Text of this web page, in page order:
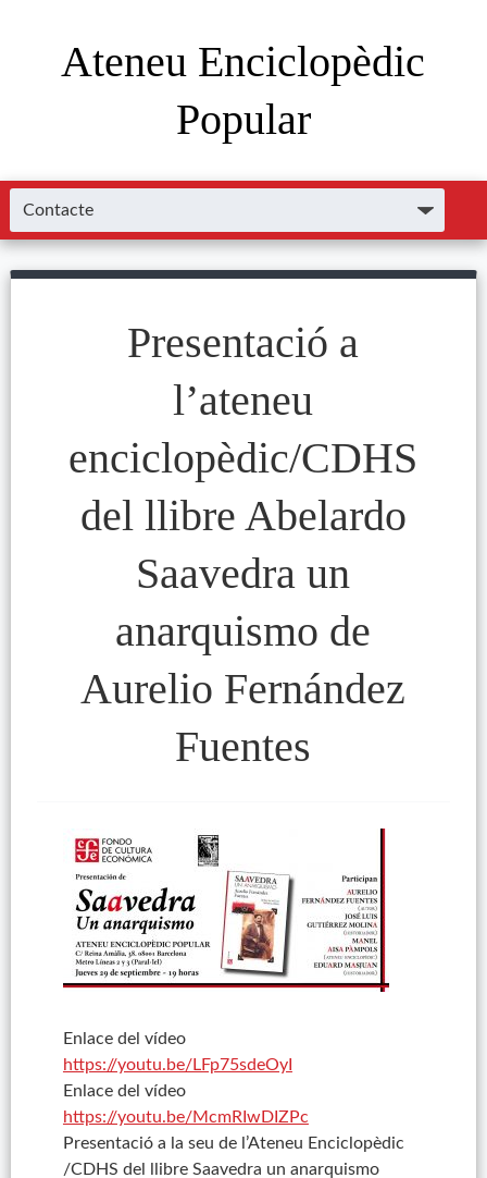
Ateneu Enciclopèdic
Popular
Presentació a
l’ateneu
enciclopèdic/CDHS
del llibre Abelardo
Saavedra un
anarquismo de
Aurelio Fernández
Fuentes
Enlace del vídeo
https://youtu.be/LFp75sdeOyI
Enlace del vídeo
https://youtu.be/McmRIwDIZPc
Presentació a la seu de l’Ateneu Enciclopèdic
/CDHS del llibre Saavedra un anarquismo